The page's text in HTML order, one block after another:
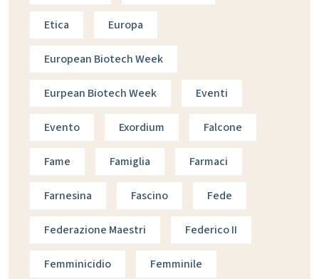
Etica Europa
European Biotech Week
Eurpean Biotech Week Eventi
Evento Exordium Falcone
Fame Famiglia Farmaci
Farnesina Fascino Fede
Federazione Maestri Federico II
Femminicidio Femminile